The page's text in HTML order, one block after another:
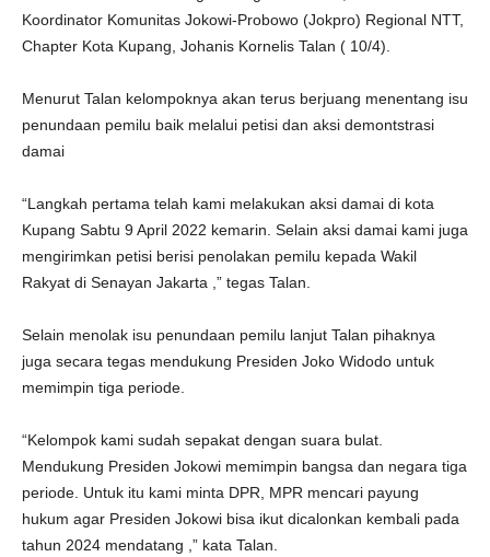
Koordinator Komunitas Jokowi-Probowo (Jokpro) Regional NTT,
Chapter Kota Kupang, Johanis Kornelis Talan ( 10/4).
Menurut Talan kelompoknya akan terus berjuang menentang isu
penundaan pemilu baik melalui petisi dan aksi demontstrasi
damai
“Langkah pertama telah kami melakukan aksi damai di kota
Kupang Sabtu 9 April 2022 kemarin. Selain aksi damai kami juga
mengirimkan petisi berisi penolakan pemilu kepada Wakil
Rakyat di Senayan Jakarta ,” tegas Talan.
Selain menolak isu penundaan pemilu lanjut Talan pihaknya
juga secara tegas mendukung Presiden Joko Widodo untuk
memimpin tiga periode.
“Kelompok kami sudah sepakat dengan suara bulat.
Mendukung Presiden Jokowi memimpin bangsa dan negara tiga
periode. Untuk itu kami minta DPR, MPR mencari payung
hukum agar Presiden Jokowi bisa ikut dicalonkan kembali pada
tahun 2024 mendatang ,” kata Talan.